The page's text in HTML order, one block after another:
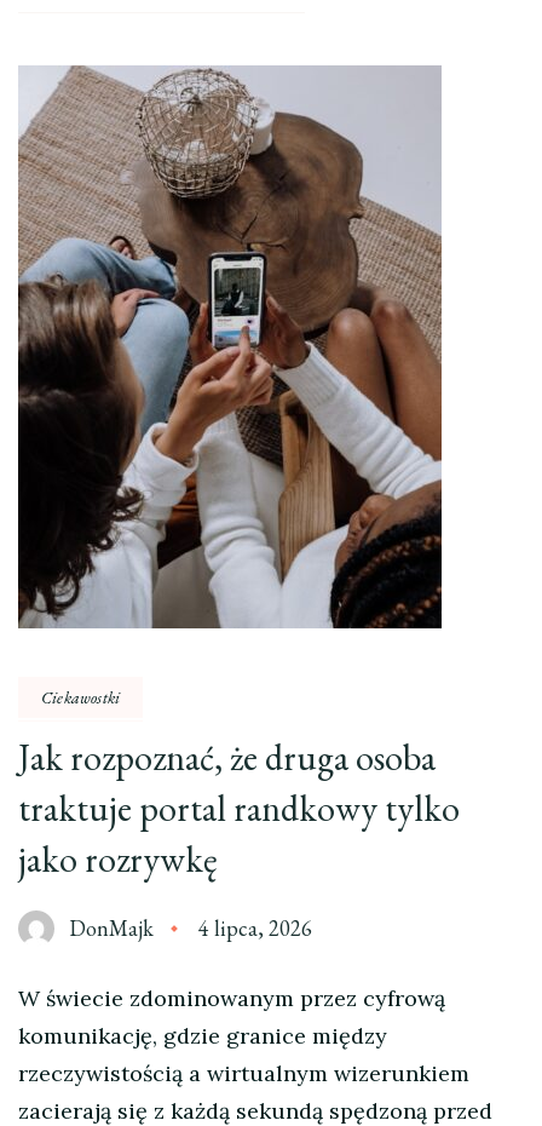
Ciekawostki
Jak rozpoznać, że druga osoba
traktuje portal randkowy tylko
jako rozrywkę
DonMajk 4 lipca, 2026
W świecie zdominowanym przez cyfrową
komunikację, gdzie granice między
rzeczywistością a wirtualnym wizerunkiem
zacierają się z każdą sekundą spędzoną przed